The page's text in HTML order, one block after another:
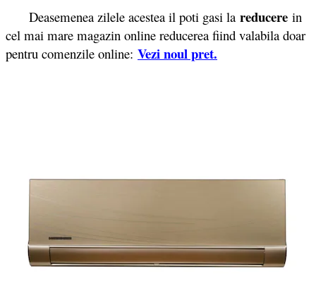
Deasemenea zilele acestea il poti gasi la reducere in
cel mai mare magazin online reducerea fiind valabila doar
pentru comenzile online: Vezi noul pret.